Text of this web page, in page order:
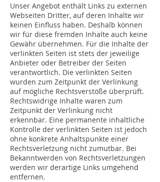
Unser Angebot enthält Links zu externen
Webseiten Dritter, auf deren Inhalte wir
keinen Einfluss haben. Deshalb können
wir für diese fremden Inhalte auch keine
Gewähr übernehmen. Für die Inhalte der
verlinkten Seiten ist stets der jeweilige
Anbieter oder Betreiber der Seiten
verantwortlich. Die verlinkten Seiten
wurden zum Zeitpunkt der Verlinkung
auf mögliche Rechtsverstöße überprüft.
Rechtswidrige Inhalte waren zum
Zeitpunkt der Verlinkung nicht
erkennbar. Eine permanente inhaltliche
Kontrolle der verlinkten Seiten ist jedoch
ohne konkrete Anhaltspunkte einer
Rechtsverletzung nicht zumutbar. Bei
Bekanntwerden von Rechtsverletzungen
werden wir derartige Links umgehend
entfernen.